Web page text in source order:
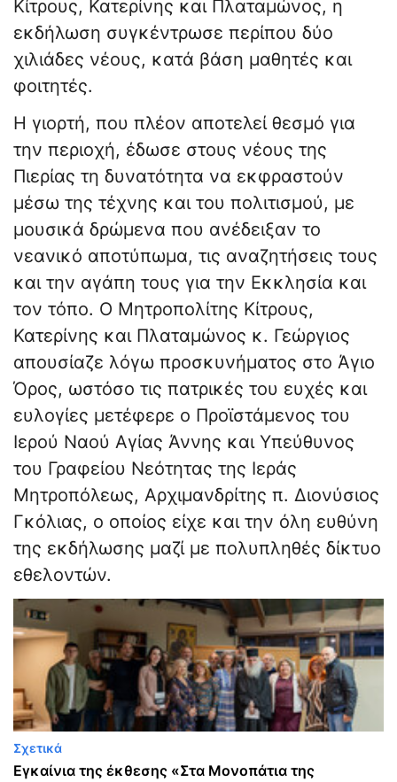
Κίτρους, Κατερίνης και Πλαταμώνος, η
εκδήλωση συγκέντρωσε περίπου δύο
χιλιάδες νέους, κατά βάση μαθητές και
φοιτητές.
Η γιορτή, που πλέον αποτελεί θεσμό για
την περιοχή, έδωσε στους νέους της
Πιερίας τη δυνατότητα να εκφραστούν
μέσω της τέχνης και του πολιτισμού, με
μουσικά δρώμενα που ανέδειξαν το
νεανικό αποτύπωμα, τις αναζητήσεις τους
και την αγάπη τους για την Εκκλησία και
τον τόπο. Ο Μητροπολίτης Κίτρους,
Κατερίνης και Πλαταμώνος κ. Γεώργιος
απουσίαζε λόγω προσκυνήματος στο Άγιο
Όρος, ωστόσο τις πατρικές του ευχές και
ευλογίες μετέφερε ο Προϊστάμενος του
Ιερού Ναού Αγίας Άννης και Υπεύθυνος
του Γραφείου Νεότητας της Ιεράς
Μητροπόλεως, Αρχιμανδρίτης π. Διονύσιος
Γκόλιας, ο οποίος είχε και την όλη ευθύνη
της εκδήλωσης μαζί με πολυπληθές δίκτυο
εθελοντών.
Σχετικά
Εγκαίνια της έκθεσης «Στα Μονοπάτια της